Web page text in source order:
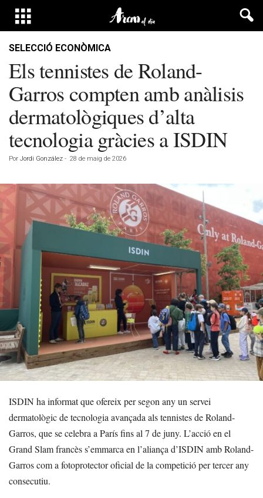
SELECCIÓ ECONÒMICA
Els tennistes de Roland-
Garros compten amb anàlisis
dermatològiques d’alta
tecnologia gràcies a ISDIN
Por Jordi González - 28 de maig de 2026
ISDIN ha informat que ofereix per segon any un servei
dermatològic de tecnologia avançada als tennistes de Roland-
Garros, que se celebra a París fins al 7 de juny. L’acció en el
Grand Slam francès s’emmarca en l’aliança d’ISDIN amb Roland-
Garros com a fotoprotector oficial de la competició per tercer any
consecutiu.